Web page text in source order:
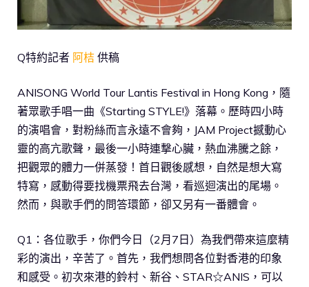
Q特約記者 阿桔 供稿
ANISONG World Tour Lantis Festival in Hong Kong，隨
著眾歌手唱一曲《Starting STYLE!》落幕。歷時四小時
的演唱會，對粉絲而言永遠不會夠，JAM Project撼動心
靈的高亢歌聲，最後一小時連撃心臟，熱血沸騰之餘，
把觀眾的體力一併蒸發！首日觀後感想，自然是想大寫
特寫，感動得要找機票飛去台灣，看巡迴演出的尾場。
然而，與歌手們的問答環節，卻又另有一番體會。
Q1：各位歌手，你們今日（2月7日）為我們帶來這麼精
彩的演出，辛苦了。首先，我們想問各位對香港的印象
和感受。初次來港的鈴村、新谷、STAR☆ANIS，可以